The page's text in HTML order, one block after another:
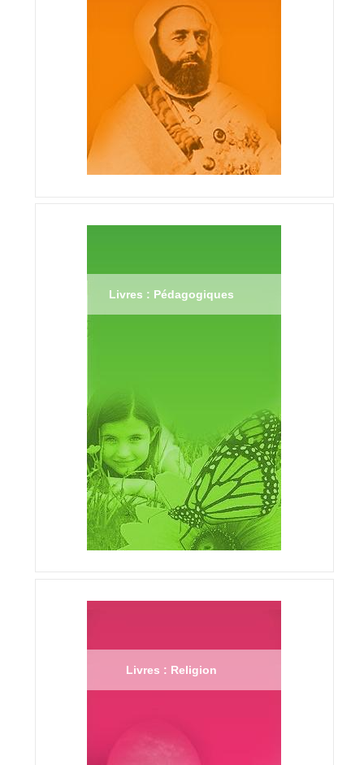
Livres : Pédagogiques
Livres : Religion